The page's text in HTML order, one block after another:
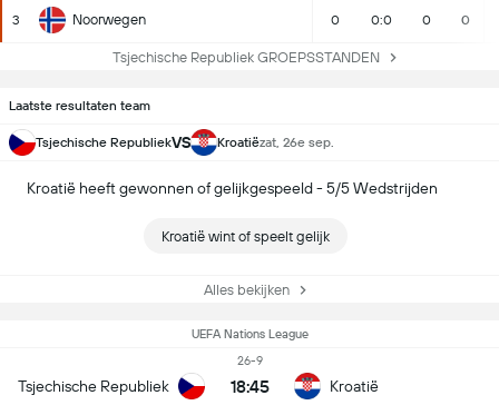
3 Noorwegen 0 0:0 0 0
Tsjechische Republiek GROEPSSTANDEN
Laatste resultaten team
Tsjechische RepubliekVS Kroatiëzat, 26e sep.
Kroatië heeft gewonnen of gelijkgespeeld - 5/5 Wedstrijden
Kroatië wint of speelt gelijk
Alles bekijken
UEFA Nations League
Tsjechische Republiek
26-9
18:45 Kroatië